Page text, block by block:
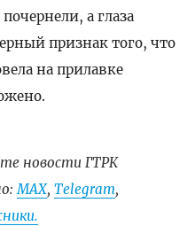
а глаза
признак того, что
на прилавке
новости ГТРК
МАХ, Telegram,